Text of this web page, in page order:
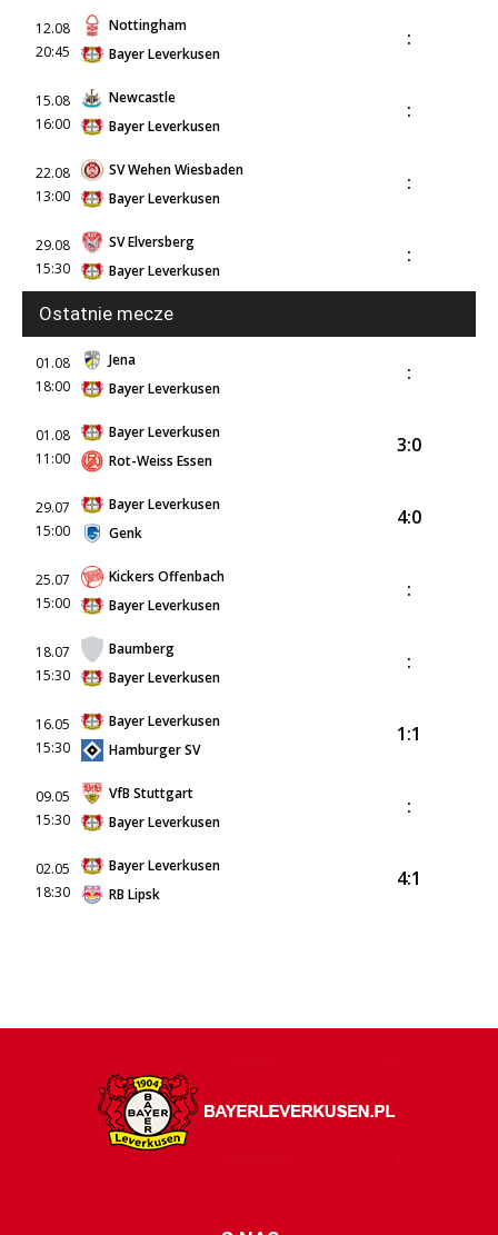
12.08
20:45
Nottingham
Bayer Leverkusen
:
15.08
16:00
Newcastle
Bayer Leverkusen
:
22.08
13:00
SV Wehen Wiesbaden
Bayer Leverkusen
:
29.08
15:30
SV Elversberg
Bayer Leverkusen
:
Ostatnie mecze
01.08
18:00
Jena
Bayer Leverkusen
:
01.08
11:00
Bayer Leverkusen
Rot-Weiss Essen
3:0
29.07
15:00
Bayer Leverkusen
Genk
4:0
25.07
15:00
Kickers Offenbach
Bayer Leverkusen
:
18.07
15:30
Baumberg
Bayer Leverkusen
:
16.05
15:30
Bayer Leverkusen
Hamburger SV
1:1
09.05
15:30
VfB Stuttgart
Bayer Leverkusen
:
02.05
18:30
Bayer Leverkusen
RB Lipsk
4:1